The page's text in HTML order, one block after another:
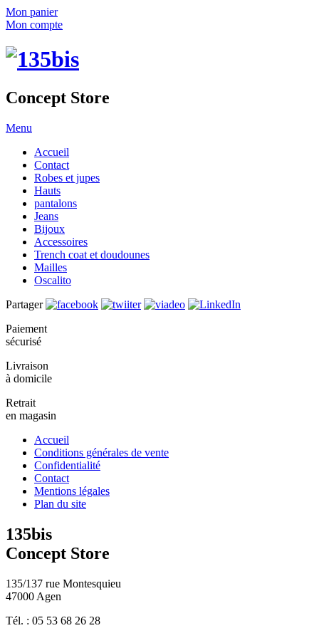
Mon panier
Mon compte
Concept Store
Menu
Accueil
Contact
Robes et jupes
Hauts
pantalons
Jeans
Bijoux
Accessoires
Trench coat et doudounes
Mailles
Oscalito
Partager
Paiement
sécurisé
Livraison
à domicile
Retrait
en magasin
Accueil
Conditions générales de vente
Confidentialité
Contact
Mentions légales
Plan du site
135bis
Concept Store
135/137 rue Montesquieu
47000 Agen
Tél. : 05 53 68 26 28